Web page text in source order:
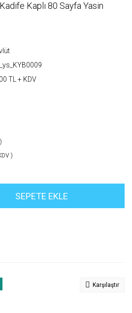
Kaplı 80 Sayfa Yasin
TL + KDV
)
SEPETE EKLE
Karşılaştır